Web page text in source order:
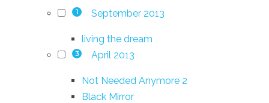
1 September 2013
living the dream
3 April 2013
Not Needed Anymore 2
Black Mirror